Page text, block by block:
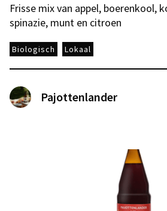
Frisse mix van appel, boerenkool,
spinazie, munt en citroen
Biologisch Lokaal
Pajottenlander